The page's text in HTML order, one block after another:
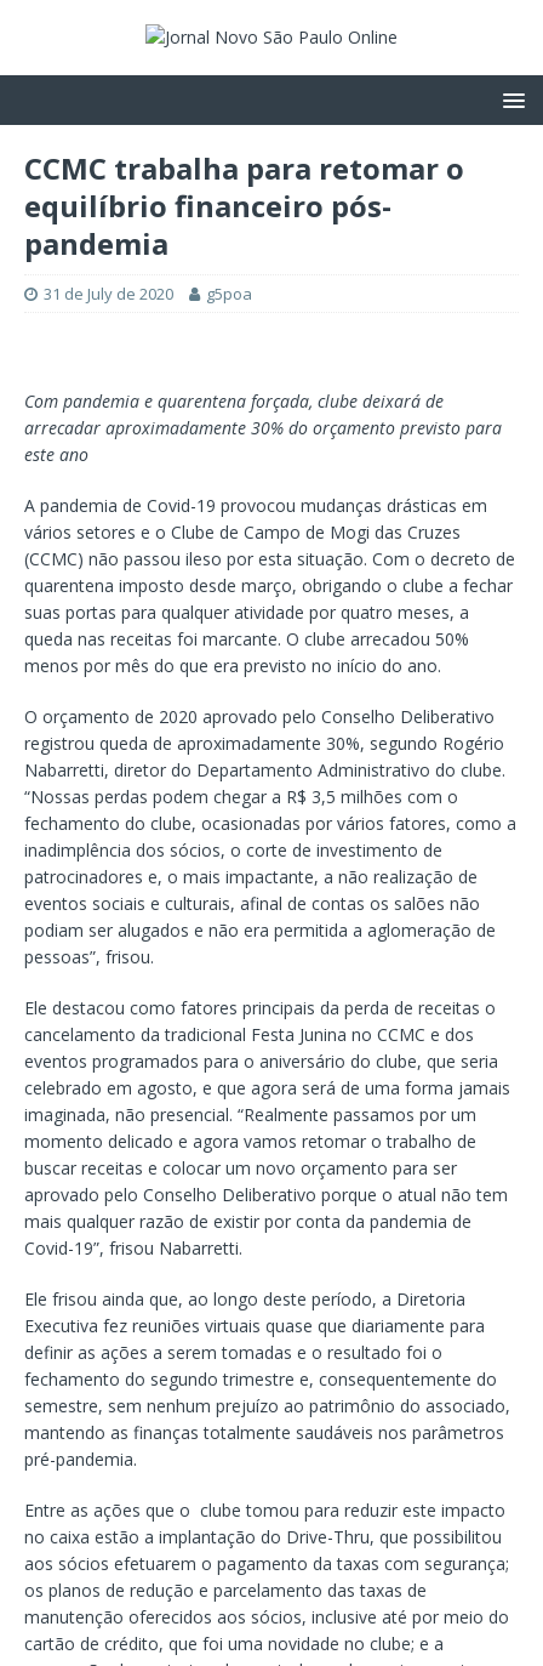
CCMC trabalha para retomar o
equilíbrio financeiro pós-
pandemia
31 de July de 2020 g5poa
Com pandemia e quarentena forçada, clube deixará de
arrecadar aproximadamente 30% do orçamento previsto para
este ano
A pandemia de Covid-19 provocou mudanças drásticas em
vários setores e o Clube de Campo de Mogi das Cruzes
(CCMC) não passou ileso por esta situação. Com o decreto de
quarentena imposto desde março, obrigando o clube a fechar
suas portas para qualquer atividade por quatro meses, a
queda nas receitas foi marcante. O clube arrecadou 50%
menos por mês do que era previsto no início do ano.
O orçamento de 2020 aprovado pelo Conselho Deliberativo
registrou queda de aproximadamente 30%, segundo Rogério
Nabarretti, diretor do Departamento Administrativo do clube.
“Nossas perdas podem chegar a R$ 3,5 milhões com o
fechamento do clube, ocasionadas por vários fatores, como a
inadimplência dos sócios, o corte de investimento de
patrocinadores e, o mais impactante, a não realização de
eventos sociais e culturais, afinal de contas os salões não
podiam ser alugados e não era permitida a aglomeração de
pessoas”, frisou.
Ele destacou como fatores principais da perda de receitas o
cancelamento da tradicional Festa Junina no CCMC e dos
eventos programados para o aniversário do clube, que seria
celebrado em agosto, e que agora será de uma forma jamais
imaginada, não presencial. “Realmente passamos por um
momento delicado e agora vamos retomar o trabalho de
buscar receitas e colocar um novo orçamento para ser
aprovado pelo Conselho Deliberativo porque o atual não tem
mais qualquer razão de existir por conta da pandemia de
Covid-19”, frisou Nabarretti.
Ele frisou ainda que, ao longo deste período, a Diretoria
Executiva fez reuniões virtuais quase que diariamente para
definir as ações a serem tomadas e o resultado foi o
fechamento do segundo trimestre e, consequentemente do
semestre, sem nenhum prejuízo ao patrimônio do associado,
mantendo as finanças totalmente saudáveis nos parâmetros
pré-pandemia.
Entre as ações que o clube tomou para reduzir este impacto
no caixa estão a implantação do Drive-Thru, que possibilitou
aos sócios efetuarem o pagamento da taxas com segurança;
os planos de redução e parcelamento das taxas de
manutenção oferecidos aos sócios, inclusive até por meio do
cartão de crédito, que foi uma novidade no clube; e a